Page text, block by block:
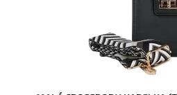
David Jones Paris
2 roky